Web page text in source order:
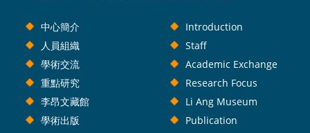
中心簡介
人員組織
學術交流
重點研究
李昂文藏館
學術出版
Introduction
Staff
Academic Exchange
Research Focus
Li Ang Museum
Publication